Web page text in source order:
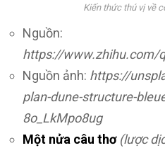
Kiến ​​thức thú vị về
Nguồn:
https://www.zhihu.com/
Nguồn ảnh: https://
plan-dune-structure-
8o_LkMpo8ug
Một nửa câu thơ (lược